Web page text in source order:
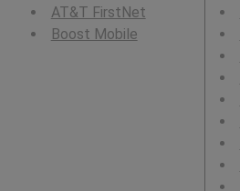
AT&T FirstNet
Boost Mobile